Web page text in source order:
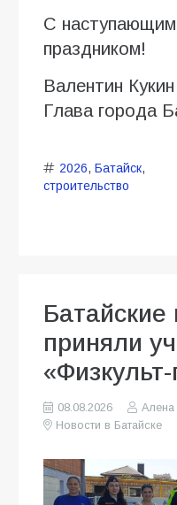
С
праздником!
Валентин Кукин
Глава города
2026, Батайск,
строительство
приняли
08.08.2026
Алена
Новости в Батайске